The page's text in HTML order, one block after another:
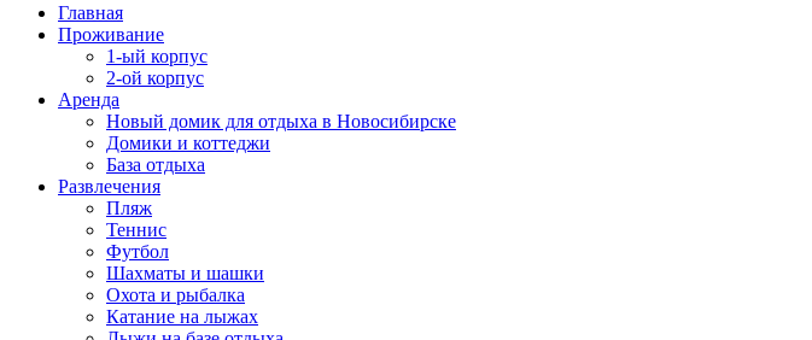
Главная
Проживание
1-ый корпус
2-ой корпус
Аренда
Новый домик для отдыха в Новосибирске
Домики и коттеджи
База отдыха
Развлечения
Пляж
Теннис
Футбол
Шахматы и шашки
Охота и рыбалка
Катание на лыжах